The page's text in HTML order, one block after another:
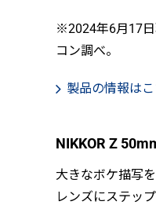
※2024年6月17日
コン調べ。
製品の情報は
NIKKOR Z
大きなボケ描写
レンズにステッ